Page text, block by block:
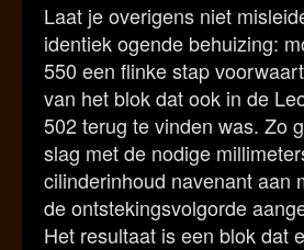
Laat je overigens niet
identiek ogende behuizing:
550 een flinke stap
van het blok dat ook in de
502 terug te vinden was. Zo
slag met de nodige
cilinderinhoud navenant aan
de ontstekingsvolgorde
Het resultaat is een blok dat